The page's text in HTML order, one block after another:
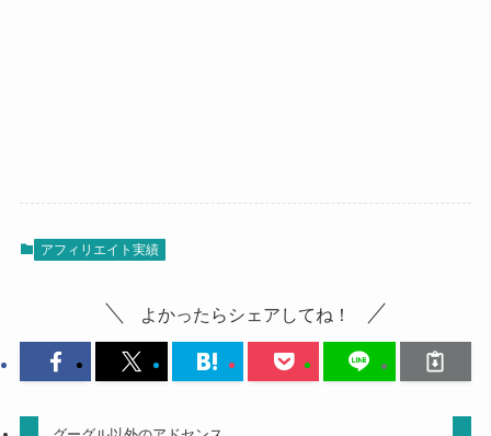
アフィリエイト実績
よかったらシェアしてね！